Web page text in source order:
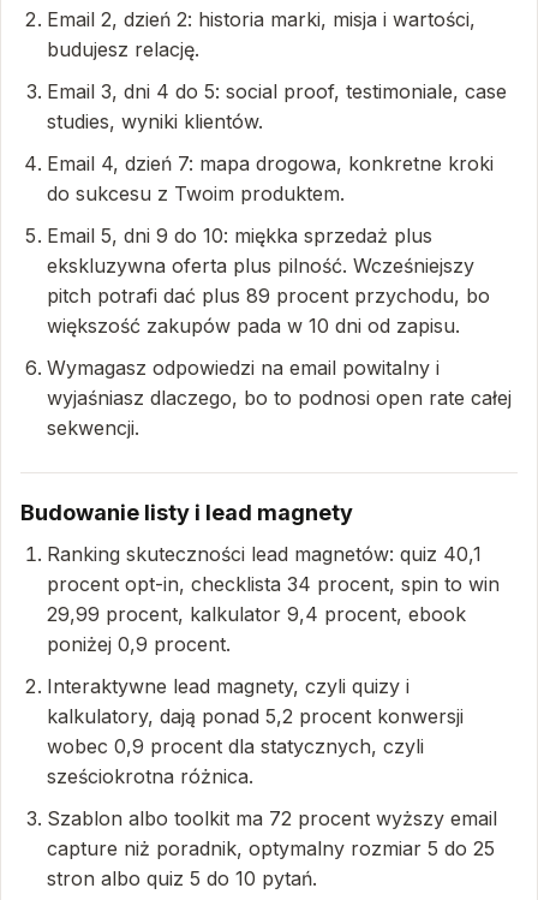
Email 2, dzień 2: historia marki, misja i wartości,
budujesz relację.
Email 3, dni 4 do 5: social proof, testimoniale, case
studies, wyniki klientów.
Email 4, dzień 7: mapa drogowa, konkretne kroki
do sukcesu z Twoim produktem.
Email 5, dni 9 do 10: miękka sprzedaż plus
ekskluzywna oferta plus pilność. Wcześniejszy
pitch potrafi dać plus 89 procent przychodu, bo
większość zakupów pada w 10 dni od zapisu.
Wymagasz odpowiedzi na email powitalny i
wyjaśniasz dlaczego, bo to podnosi open rate całej
sekwencji.
Budowanie listy i lead magnety
Ranking skuteczności lead magnetów: quiz 40,1
procent opt-in, checklista 34 procent, spin to win
29,99 procent, kalkulator 9,4 procent, ebook
poniżej 0,9 procent.
Interaktywne lead magnety, czyli quizy i
kalkulatory, dają ponad 5,2 procent konwersji
wobec 0,9 procent dla statycznych, czyli
sześciokrotna różnica.
Szablon albo toolkit ma 72 procent wyższy email
capture niż poradnik, optymalny rozmiar 5 do 25
stron albo quiz 5 do 10 pytań.